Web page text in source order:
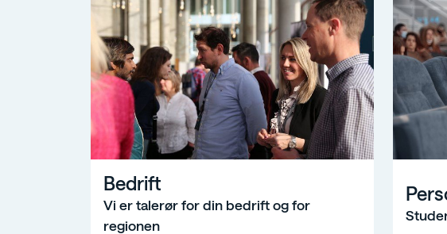
Bedrift
Vi er talerør for din bedrift og for
regionen